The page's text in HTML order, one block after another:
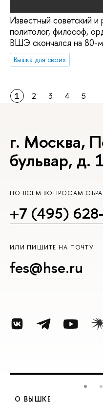
Известный советский и
политолог, философ,
ВШЭ скончался на 80-
Вышка для своих
1 2 3 4 5
г. Москва,
бульвар, д.
ПО ВСЕМ ВОПРОСАМ
+7 (495)
ИЛИ ПИШИТЕ НА ПОЧТУ
fes@hse.ru
О ВЫШКЕ